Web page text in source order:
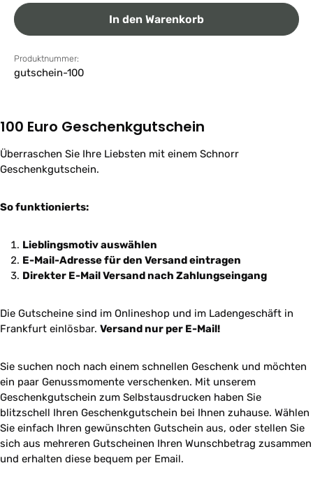
In den Warenkorb
Produktnummer:
gutschein-100
100 Euro Geschenkgutschein
Überraschen Sie Ihre Liebsten mit einem Schnorr
Geschenkgutschein.
So funktionierts:
Lieblingsmotiv auswählen
E-Mail-Adresse für den Versand eintragen
Direkter E-Mail Versand nach Zahlungseingang
Die Gutscheine sind im Onlineshop und im Ladengeschäft in
Frankfurt einlösbar. Versand nur per E-Mail!
Sie suchen noch nach einem schnellen Geschenk und möchten
ein paar Genussmomente verschenken. Mit unserem
Geschenkgutschein zum Selbstausdrucken haben Sie
blitzschell Ihren Geschenkgutschein bei Ihnen zuhause. Wählen
Sie einfach Ihren gewünschten Gutschein aus, oder stellen Sie
sich aus mehreren Gutscheinen Ihren Wunschbetrag zusammen
und erhalten diese bequem per Email.